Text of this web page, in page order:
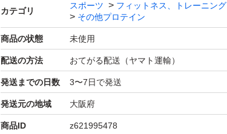
カテゴリ
スポーツ フィットネス、トレーニング
その他プロテイン
商品の状態 未使用
配送の方法 おてがる配送（ヤマト運輸）
発送までの日数 3〜7日で発送
発送元の地域 大阪府
商品ID z621995478